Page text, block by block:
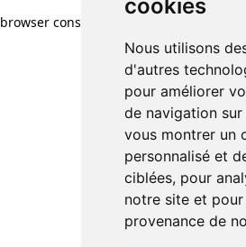
cookies
Nous utilisons
d'autres
pour améliorer
de navigation
vous montrer un
personnalisé et
ciblées, pour
notre site et
provenance de
browser console for more information)